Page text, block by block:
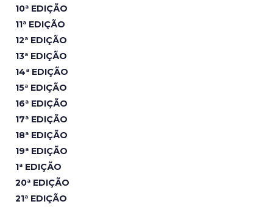
10ª EDIÇÃO
11ª EDIÇÃO
12ª EDIÇÃO
13ª EDIÇÃO
14ª EDIÇÃO
15ª EDIÇÃO
16ª EDIÇÃO
17ª EDIÇÃO
18ª EDIÇÃO
19ª EDIÇÃO
1ª EDIÇÃO
20ª EDIÇÃO
21ª EDIÇÃO